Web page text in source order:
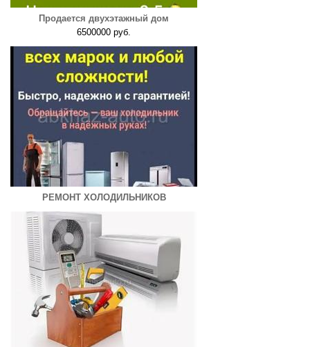
Продается двухэтажный дом
6500000 руб.
РЕМОНТ ХОЛОДИЛЬНИКОВ